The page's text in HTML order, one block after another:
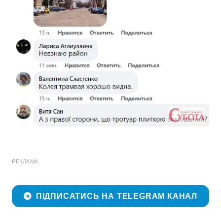
РЕКЛАМА
ПІДПИСАТИСЬ НА TELEGRAM КАНАЛ